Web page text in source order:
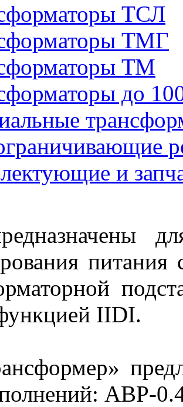
ТСЛ
ТМГ
ТМ
до
и
IIDI.
АВР-